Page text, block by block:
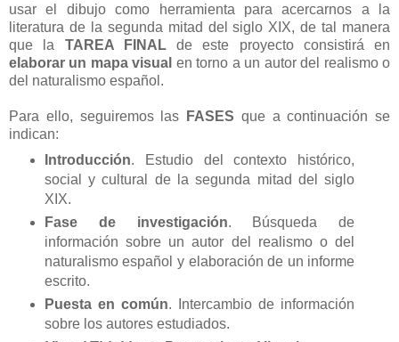
usar el dibujo como herramienta para acercarnos a la
literatura de la segunda mitad del siglo XIX, de tal manera
que la TAREA FINALde este proyecto consistirá en
elaborar un mapa visual en torno a un autor del realismo o
del naturalismo español.
Para ello, seguiremos las FASES que a continuación se
indican:
Introducción. Estudio del contexto histórico,
social y cultural de la segunda mitad del siglo
XIX.
Fase de investigación. Búsqueda de
información sobre un autor del realismo o del
naturalismo español y elaboración de un informe
escrito.
Puesta en común. Intercambio de información
sobre los autores estudiados.